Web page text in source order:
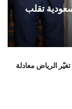
تقلب
الرياض معادلة